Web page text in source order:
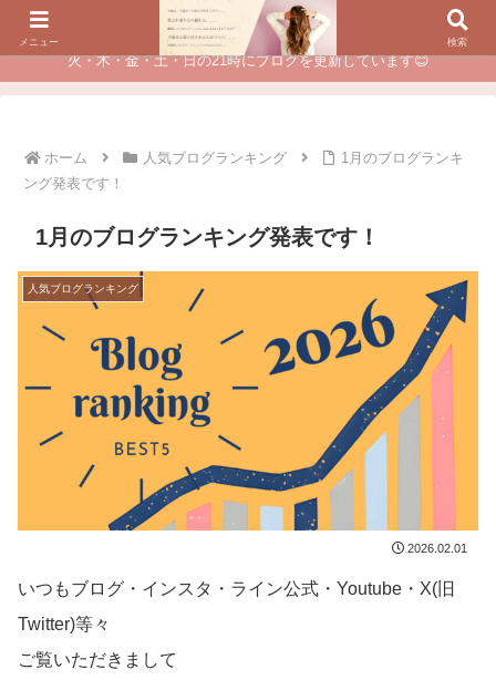
夫に不倫されたつらい経験が、あなたのチャンスに変わるカウンセリング
火・木・金・土・日の21時にブログを更新しています😊
ホーム 人気ブログランキング
1月のブログランキ
ング発表です！
1月のブログランキング発表です！
人気ブログランキング
2026.02.01
いつもブログ・インスタ・ライン公式・Youtube・X(旧
Twitter)等々
ご覧いただきまして
メニュー 検索